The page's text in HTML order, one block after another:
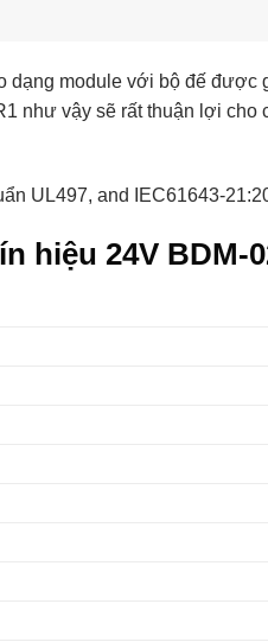
module với bộ đế được
như vậy sẽ rất thuận lợi
UL497, and IEC61643-
hiệu 24V BDM-